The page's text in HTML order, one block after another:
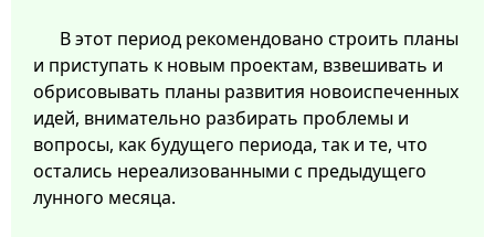
В этот период рекомендовано строить планы
и приступать к новым проектам, взвешивать и
обрисовывать планы развития новоиспеченных
идей, внимательно разбирать проблемы и
вопросы, как будущего периода, так и те, что
остались нереализованными с предыдущего
лунного месяца.